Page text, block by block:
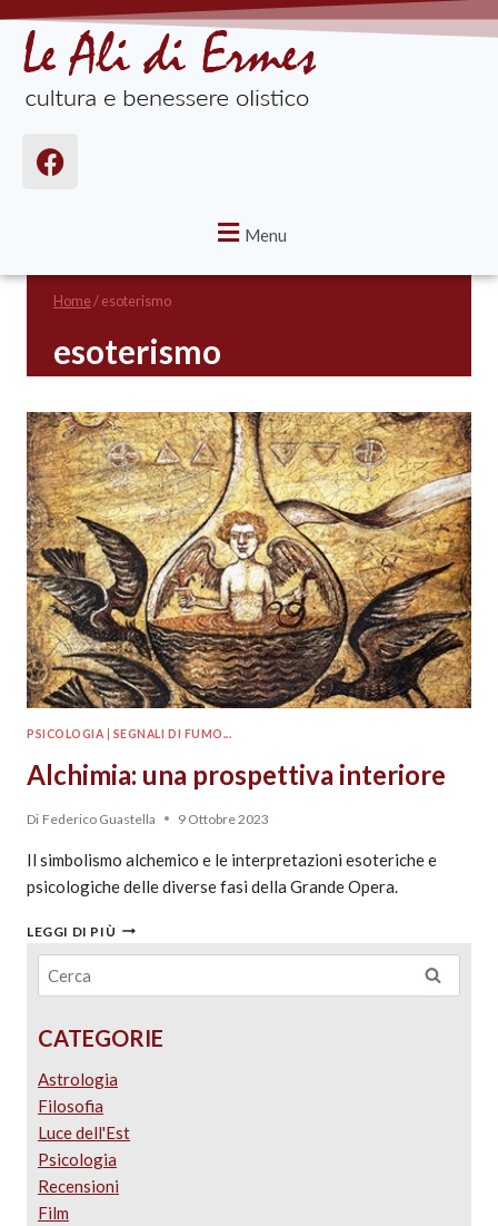
Menu
Home/esoterismo
esoterismo
PSICOLOGIA SEGNALI DI FUMO...
Alchimia: una prospettiva interiore
Di Federico Guastella 9 Ottobre 2023
Il simbolismo alchemico e le interpretazioni esoteriche e
psicologiche delle diverse fasi della Grande Opera.
LEGGI DI PIÙ
CATEGORIE
Astrologia
Filosofia
Luce dell'Est
Psicologia
Recensioni
Film